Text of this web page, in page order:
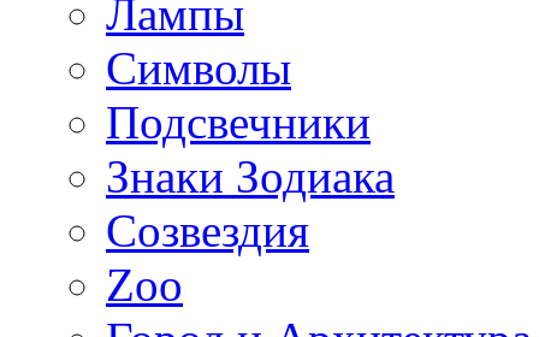
Лампы
Символы
Подсвечники
Знаки Зодиака
Созвездия
Zoo